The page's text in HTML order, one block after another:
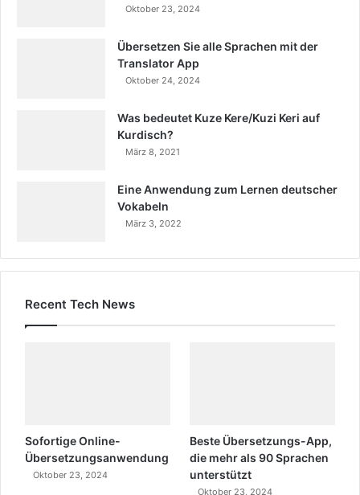
Oktober 23, 2024
Übersetzen Sie alle Sprachen mit der
Translator App
Oktober 24, 2024
Was bedeutet Kuze Kere/Kuzi Keri auf
Kurdisch?
März 8, 2021
Eine Anwendung zum Lernen deutscher
Vokabeln
März 3, 2022
Recent Tech News
Sofortige Online-
Übersetzungsanwendung
Oktober 23, 2024
Beste Übersetzungs-App,
die mehr als 90 Sprachen
unterstützt
Oktober 23, 2024